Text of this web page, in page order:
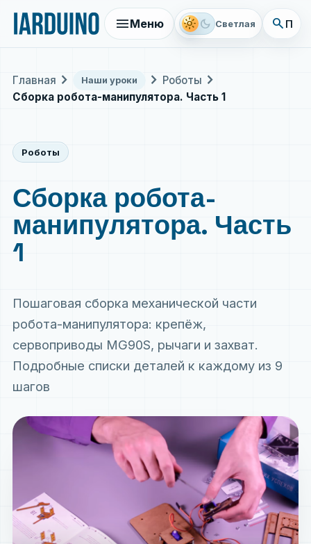
menuМеню light_mode dark_mode Светлая search
Главная chevron_right Наши уроки chevron_right Роботы chevron_right
Сборка робота-манипулятора. Часть 1
Роботы
Сборка робота-
манипулятора. Часть
1
Пошаговая сборка механической части
робота-манипулятора: крепёж,
сервоприводы MG90S, рычаги и захват.
Подробные списки деталей к каждому из 9
шагов